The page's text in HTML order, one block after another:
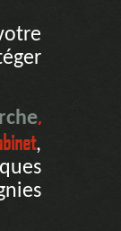
,
,